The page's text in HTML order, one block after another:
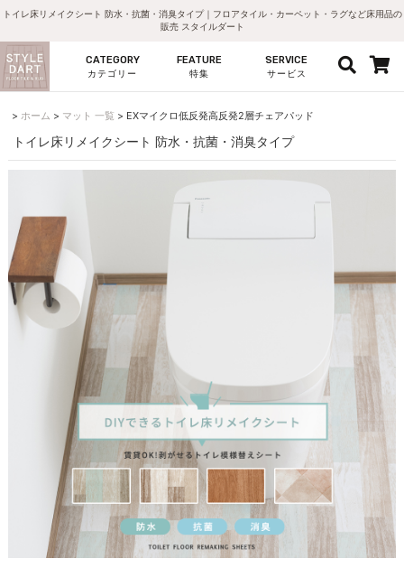
トイレ床リメイクシート 防水・抗菌・消臭タイプ｜フロアタイル・カーペット・ラグなど床用品の
販売 スタイルダート
CATEGORY
カテゴリー
FEATURE
特集
SERVICE
サービス
ホーム マット 一覧 EXマイクロ低反発高反発2層チェアパッド
トイレ床リメイクシート 防水・抗菌・消臭タイプ